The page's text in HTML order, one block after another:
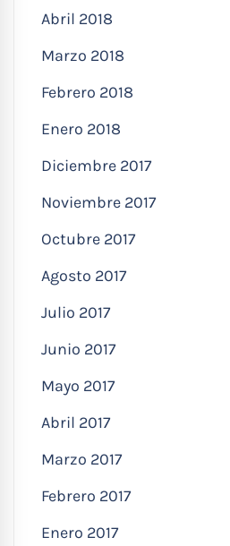
Abril 2018
Marzo 2018
Febrero 2018
Enero 2018
Diciembre 2017
Noviembre 2017
Octubre 2017
Agosto 2017
Julio 2017
Junio 2017
Mayo 2017
Abril 2017
Marzo 2017
Febrero 2017
Enero 2017